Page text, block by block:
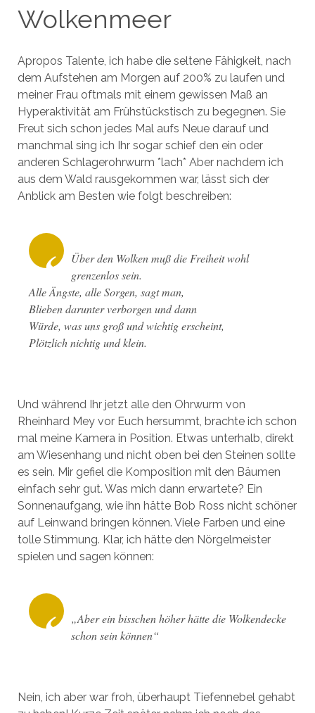
Wolkenmeer
Apropos Talente, ich habe die seltene Fähigkeit, nach
dem Aufstehen am Morgen auf 200% zu laufen und
meiner Frau oftmals mit einem gewissen Maß an
Hyperaktivität am Frühstückstisch zu begegnen. Sie
Freut sich schon jedes Mal aufs Neue darauf und
manchmal sing ich Ihr sogar schief den ein oder
anderen Schlagerohrwurm *lach* Aber nachdem ich
aus dem Wald rausgekommen war, lässt sich der
Anblick am Besten wie folgt beschreiben:
Über den Wolken muß die Freiheit wohl
grenzenlos sein.
Alle Ängste, alle Sorgen, sagt man,
Blieben darunter verborgen und dann
Würde, was uns groß und wichtig erscheint,
Plötzlich nichtig und klein.
Und während Ihr jetzt alle den Ohrwurm von
Rheinhard Mey vor Euch hersummt, brachte ich schon
mal meine Kamera in Position. Etwas unterhalb, direkt
am Wiesenhang und nicht oben bei den Steinen sollte
es sein. Mir gefiel die Komposition mit den Bäumen
einfach sehr gut. Was mich dann erwartete? Ein
Sonnenaufgang, wie ihn hätte Bob Ross nicht schöner
auf Leinwand bringen können. Viele Farben und eine
tolle Stimmung. Klar, ich hätte den Nörgelmeister
spielen und sagen können:
„Aber ein bisschen höher hätte die Wolkendecke
schon sein können“
Nein, ich aber war froh, überhaupt Tiefennebel gehabt